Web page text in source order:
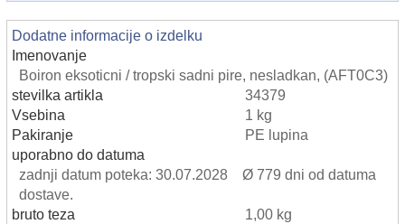
Dodatne informacije o izdelku
Imenovanje
Boiron eksoticni / tropski sadni pire, nesladkan, (AFT0C3)
stevilka artikla
34379
Vsebina
1 kg
Pakiranje
PE lupina
uporabno do datuma
zadnji datum poteka: 30.07.2028 Ø 779 dni od datuma
dostave.
bruto teza
1,00 kg